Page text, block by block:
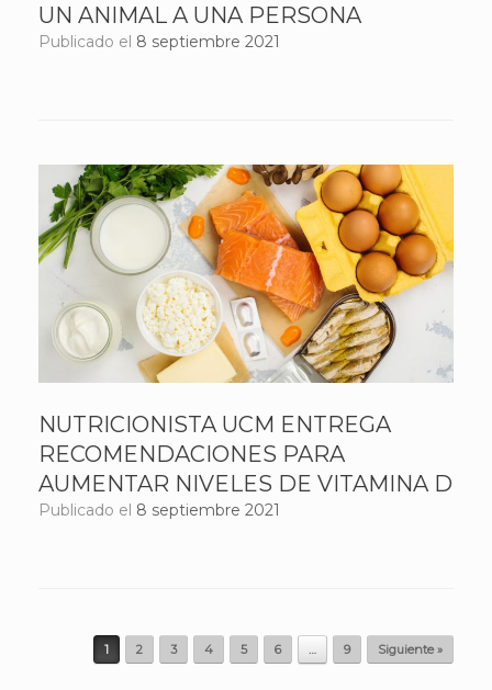
UN ANIMAL A UNA PERSONA
Publicado el 8 septiembre 2021
NUTRICIONISTA UCM ENTREGA
RECOMENDACIONES PARA
AUMENTAR NIVELES DE VITAMINA D
Publicado el 8 septiembre 2021
Navegador de artículos
1 2 3 4 5 6 … 9 Siguiente »